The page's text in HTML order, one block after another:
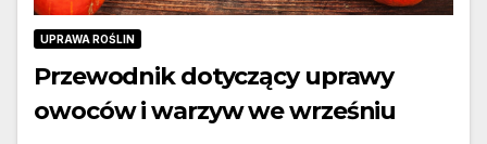
UPRAWA ROŚLIN
Przewodnik dotyczący uprawy
owoców i warzyw we wrześniu